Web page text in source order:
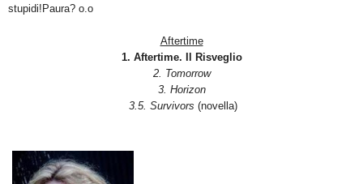
stupidi!Paura? o.o
Aftertime
1. Aftertime. Il Risveglio
2. Tomorrow
3. Horizon
3.5. Survivors (novella)